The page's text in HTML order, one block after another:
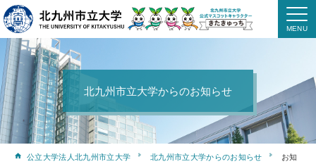
北九州市立大学からのお知らせ
公立大学法人北九州市立大学 北九州市立大学からのお知らせ
お知